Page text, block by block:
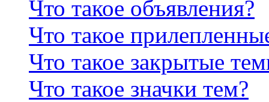
Что такое объявления?
Что такое
Что такое закрытые
Что такое значки тем?